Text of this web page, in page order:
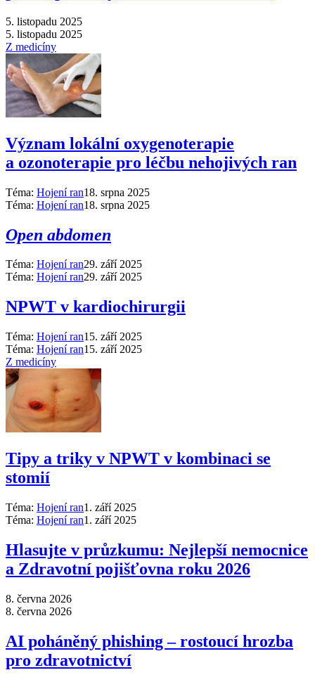
5. listopadu 2025
5. listopadu 2025
Z medicíny
Význam lokální oxygenoterapie
a ozonoterapie pro léčbu nehojivých ran
Téma: Hojení ran18. srpna 2025
Téma: Hojení ran18. srpna 2025
Open abdomen
Téma: Hojení ran29. září 2025
Téma: Hojení ran29. září 2025
NPWT v kardiochirurgii
Téma: Hojení ran15. září 2025
Téma: Hojení ran15. září 2025
Z medicíny
Tipy a triky v NPWT v kombinaci se
stomií
Téma: Hojení ran1. září 2025
Téma: Hojení ran1. září 2025
Hlasujte v průzkumu: Nejlepší nemocnice
a Zdravotní pojišťovna roku 2026
8. června 2026
8. června 2026
AI poháněný phishing –⁠ rostoucí hrozba
pro zdravotnictví